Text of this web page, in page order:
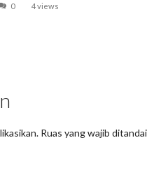
0 4 views
Ruas yang wajib ditandai